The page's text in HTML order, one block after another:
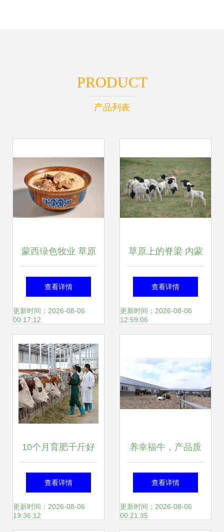
PRODUCT
产品列表
蒙西绿色牧业 草原
深处的自然馈赠
查看详情
更新时间：2026-08-06
00:17:12
草原上的脊梁 内蒙
古农牧业产业化龙
头企业的牧业变革
查看详情
更新时间：2026-08-06
12:59:06
10个月育肥千斤好
牛 牧业高效养殖全
攻略
查看详情
更新时间：2026-08-06
19:36:12
养幸福牛，产品质
奶——小兴安岭牧
业的匠心与自然馈
查看详情
更新时间：2026-08-06
00:21:35